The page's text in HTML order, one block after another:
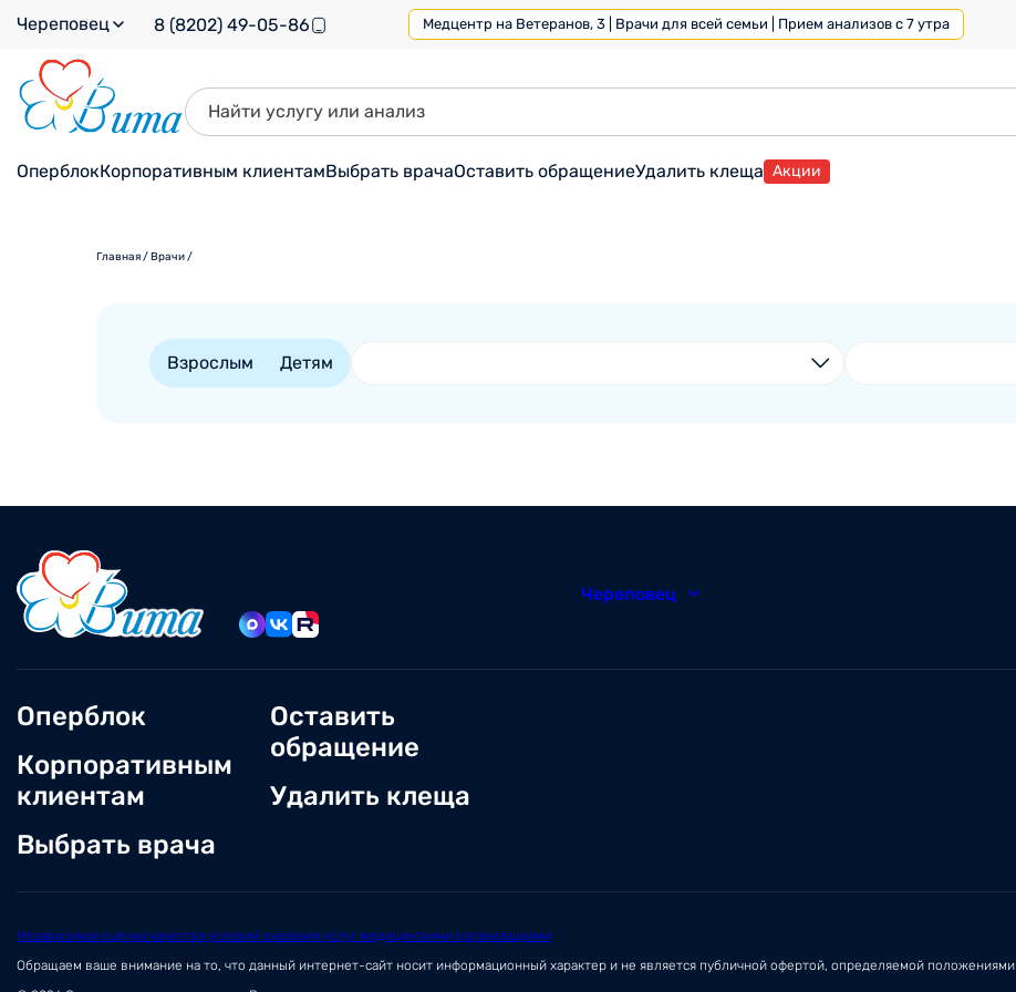
Череповец 8 (8202) 49-05-86 Медцентр на Ветеранов, 3 | Врачи для всей семьи | Прием анализов с 7 утра
ОперблокКорпоративным клиентамВыбрать врачаОставить обращениеУдалить клеща Акции
Главная/Врачи/
Взрослым Детям
Череповец
Оперблок
Корпоративным
клиентам
Выбрать врача
Оставить
обращение
Удалить клеща
Независимая оценка качества условий оказания услуг медицинскими организациями
Обращаем ваше внимание на то, что данный интернет-сайт носит информационный характер и не является публичной офертой, определяемой положениями